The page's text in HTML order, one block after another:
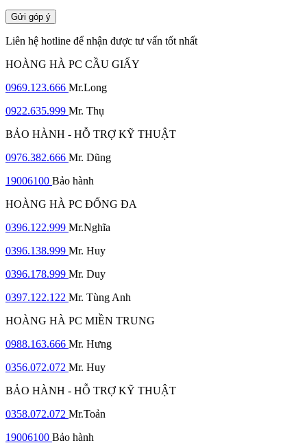
Gửi góp ý
Liên hệ hotline để nhận được tư vấn tốt nhất
HOÀNG HÀ PC CẦU GIẤY
0969.123.666 Mr.Long
0922.635.999 Mr. Thụ
BẢO HÀNH - HỖ TRỢ KỸ THUẬT
0976.382.666 Mr. Dũng
19006100 Bảo hành
HOÀNG HÀ PC ĐỐNG ĐA
0396.122.999 Mr.Nghĩa
0396.138.999 Mr. Huy
0396.178.999 Mr. Duy
0397.122.122 Mr. Tùng Anh
HOÀNG HÀ PC MIỀN TRUNG
0988.163.666 Mr. Hưng
0356.072.072 Mr. Huy
BẢO HÀNH - HỖ TRỢ KỸ THUẬT
0358.072.072 Mr.Toản
19006100 Bảo hành